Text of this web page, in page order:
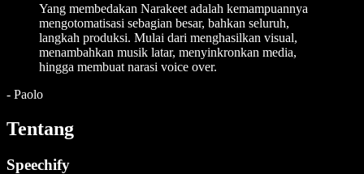
Yang membedakan Narakeet adalah kemampuannya
mengotomatisasi sebagian besar, bahkan seluruh,
langkah produksi. Mulai dari menghasilkan visual,
menambahkan musik latar, menyinkronkan media,
hingga membuat narasi voice over.
- Paolo
Tentang
Speechify